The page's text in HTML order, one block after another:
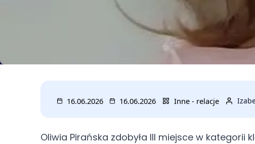
16.06.2026 16.06.2026 Inne - relacje
Oliwia Pirańska zdobyła III miejsce w kategorii